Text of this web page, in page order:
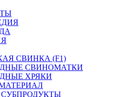
СВИНКА (F1)
СВИНОМАТКИ
ХРЯКИ